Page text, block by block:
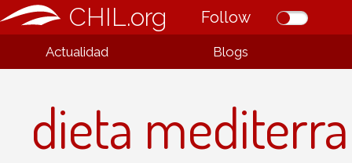
CHIL.org Follow
Actualidad Blogs
dieta